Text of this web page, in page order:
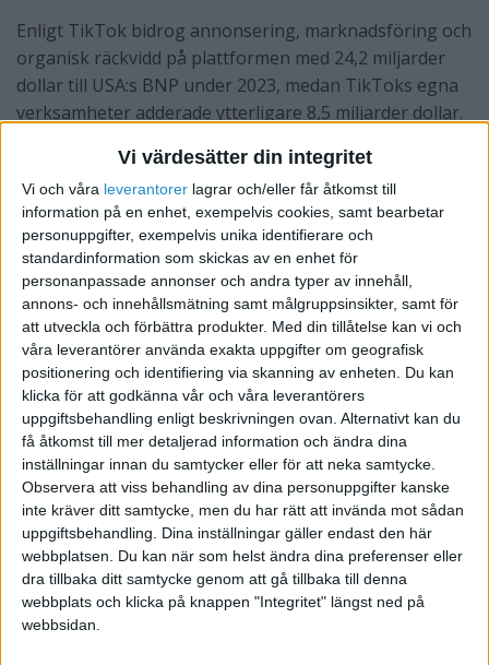
Vi värdesätter din integritet
Vi och våra leverantorer lagrar och/eller får åtkomst till
information på en enhet, exempelvis cookies, samt bearbetar
personuppgifter, exempelvis unika identifierare och
standardinformation som skickas av en enhet för
personanpassade annonser och andra typer av innehåll,
annons- och innehållsmätning samt målgruppsinsikter, samt för
att utveckla och förbättra produkter. Med din tillåtelse kan vi och
våra leverantörer använda exakta uppgifter om geografisk
positionering och identifiering via skanning av enheten. Du kan
klicka för att godkänna vår och våra leverantörers
uppgiftsbehandling enligt beskrivningen ovan. Alternativt kan du
få åtkomst till mer detaljerad information och ändra dina
inställningar innan du samtycker eller för att neka samtycke.
Observera att viss behandling av dina personuppgifter kanske
inte kräver ditt samtycke, men du har rätt att invända mot sådan
uppgiftsbehandling. Dina inställningar gäller endast den här
webbplatsen. Du kan när som helst ändra dina preferenser eller
dra tillbaka ditt samtycke genom att gå tillbaka till denna
webbplats och klicka på knappen "Integritet" längst ned på
webbsidan.
Enligt TikTok bidrog annonsering, marknadsföring och
organisk räckvidd på plattformen med 24,2 miljarder
dollar till USA:s BNP under 2023, medan TikToks egna
verksamheter adderade ytterligare 8,5 miljarder dollar.
en miljard dollar i intäkter och kreatörer nästan 300
miljoner dollar i inkomster bara inom en månad om
förbudet träder i kraft. Plattformens ekosystem är
avgörande för varumärkestillväxt, kundförvärv och
kreatörers försörjning.
Medan företag och kreatörer förbereder sig för en
eventuell störning riktas uppmärksamheten mot
alternativ som Instagram Reels och YouTube Shorts.
Dock är det osäkert om dessa kan erbjuda samma
räckvidd och engagemang som TikTok.
Varför ett förbud?